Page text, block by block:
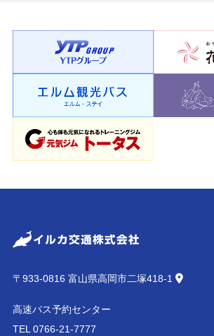
〒933-0816 富山県高岡市二塚418-1
高速バス予約センター
TEL 0766-21-7777